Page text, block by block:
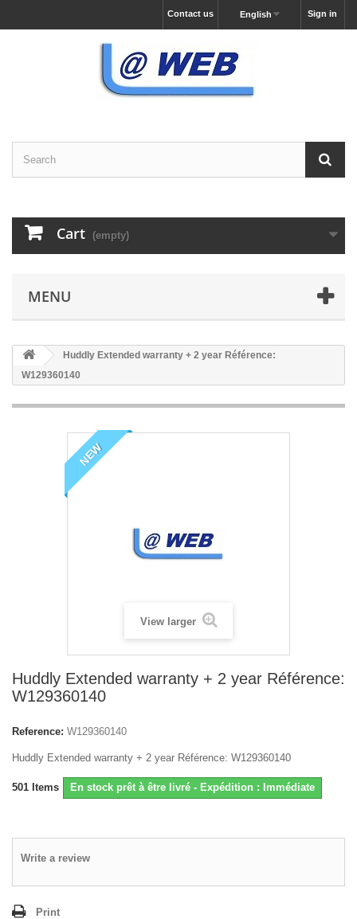
Sign in
English
Contact us
Cart (empty)
MENU
Huddly Extended warranty + 2 year Référence:
W129360140
NEW
View larger
Huddly Extended warranty + 2 year Référence:
W129360140
Reference: W129360140
Huddly Extended warranty + 2 year Référence: W129360140
501 Items En stock prêt à être livré - Expédition : Immédiate
Write a review
Print